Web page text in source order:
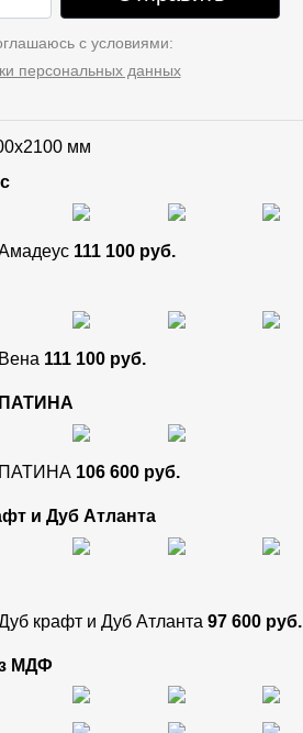
с условиями:
персональных данных
мм
111 100 руб.
111 100 руб.
ПАТИНА 106 600 руб.
и Дуб Атланта
крафт и Дуб Атланта 97 600 руб.
МДФ